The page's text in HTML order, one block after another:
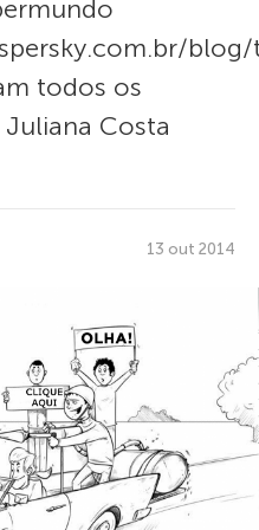
todos os
Costa
13 out 2014